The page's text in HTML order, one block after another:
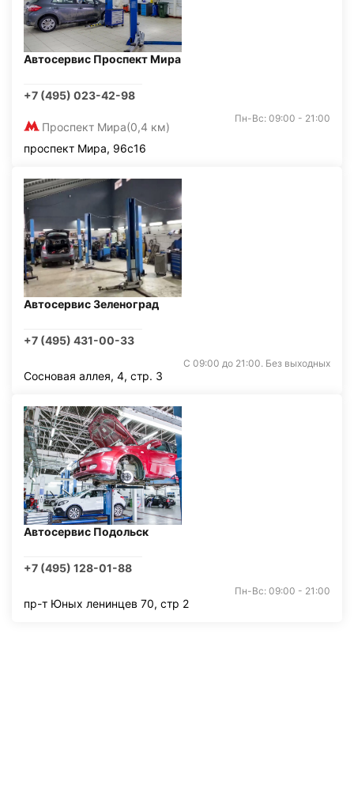
Автосервис Проспект Мира
+7 (495) 023-42-98
Проспект Мира(0,4 км)
Пн-Вс: 09:00 - 21:00
проспект Мира, 96с16
Автосервис Зеленоград
+7 (495) 431-00-33
С 09:00 до 21:00. Без выходных
Сосновая аллея, 4, стр. 3
Автосервис Подольск
+7 (495) 128-01-88
Пн-Вс: 09:00 - 21:00
пр-т Юных ленинцев 70, стр 2